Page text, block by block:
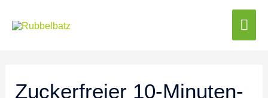
Zuckerfreier 10-Minuten-